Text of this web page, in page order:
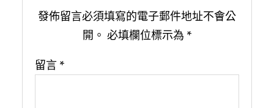
發佈留言必須填寫的電子郵件地址不會公
開。 必填欄位標示為 *
留言 *